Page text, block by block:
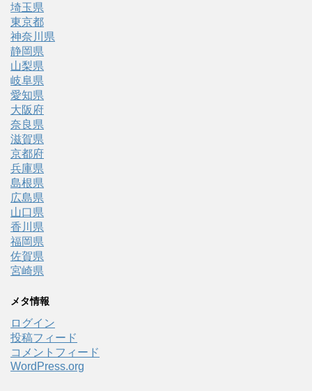
埼玉県
東京都
神奈川県
静岡県
山梨県
岐阜県
愛知県
大阪府
奈良県
滋賀県
京都府
兵庫県
島根県
広島県
山口県
香川県
福岡県
佐賀県
宮崎県
メタ情報
ログイン
投稿フィード
コメントフィード
WordPress.org